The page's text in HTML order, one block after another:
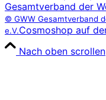
© GWW Gesamtverband
e.V.Cosmoshop auf
Nach oben scrollen